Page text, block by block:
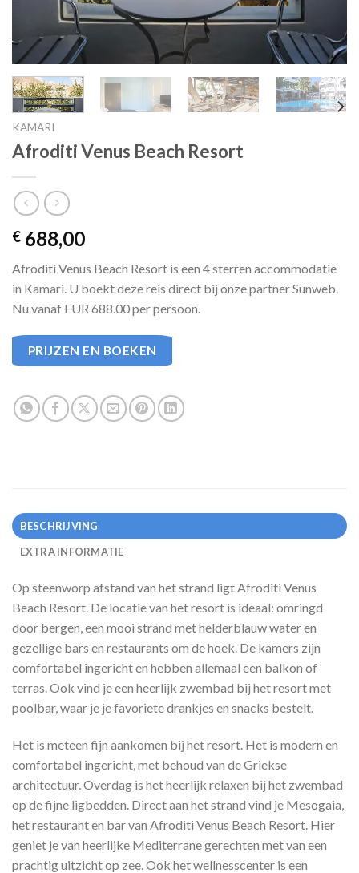
KAMARI
Afroditi Venus Beach Resort
€ 688,00
Afroditi Venus Beach Resort is een 4 sterren accommodatie
in Kamari. U boekt deze reis direct bij onze partner Sunweb.
Nu vanaf EUR 688.00 per persoon.
PRIJZEN EN BOEKEN
BESCHRIJVING
EXTRA INFORMATIE
Op steenworp afstand van het strand ligt Afroditi Venus
Beach Resort. De locatie van het resort is ideaal: omringd
door bergen, een mooi strand met helderblauw water en
gezellige bars en restaurants om de hoek. De kamers zijn
comfortabel ingericht en hebben allemaal een balkon of
terras. Ook vind je een heerlijk zwembad bij het resort met
poolbar, waar je je favoriete drankjes en snacks bestelt.
Het is meteen fijn aankomen bij het resort. Het is modern en
comfortabel ingericht, met behoud van de Griekse
architectuur. Overdag is het heerlijk relaxen bij het zwembad
op de fijne ligbedden. Direct aan het strand vind je Mesogaia,
het restaurant en bar van Afroditi Venus Beach Resort. Hier
geniet je van heerlijke Mediterrane gerechten met van een
prachtig uitzicht op zee. Ook het wellnesscenter is een